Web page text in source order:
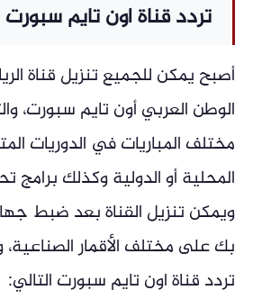
تردد قناة اون تايم سبورت
أصبح يمكن للجميع تنزيل قناة
الوطن العربي أون تايم سبورت،
مختلف المباريات في الدوريات
المحلية أو الدولية وكذلك برامج
ويمكن تنزيل القناة بعد ضبط
بك على مختلف الأقمار
تردد قناة اون تايم سبورت التالي: